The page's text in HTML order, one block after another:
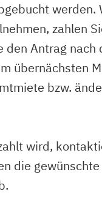
werden.
zahlen
den Antrag nach
übernächsten
bzw.
wird,
die gewünschte